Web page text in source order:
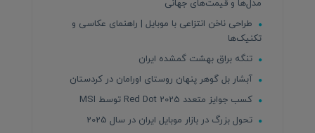
مدل‌ها و قیمت‌های جهانی
طراحی ناخن انتزاعی با موبایل | راهنمای عکاسی و
تکنیک‌ها
تنگه براق بهشت گمشده ایران
آبشار بل گوهر پنهان روستای اورامان در کردستان
کسب جوایز متعدد Red Dot 2025 توسط MSI
تحول بزرگ در بازار موبایل ایران در سال 2025